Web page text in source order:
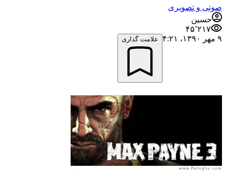
صوتی و تصویری
حسین
۴۵٬۲۱۷
۹ مهر ۱۳۹۰،‏ ۴:۲۱
علامت گذاری